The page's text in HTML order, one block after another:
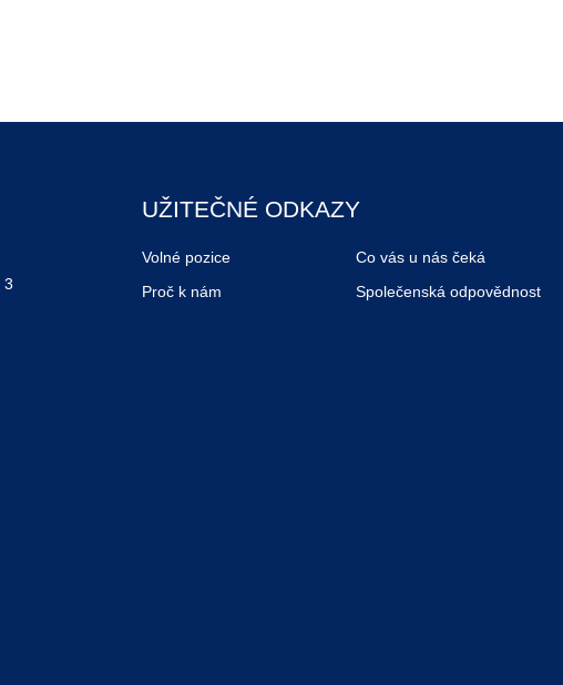
3
UŽITEČNÉ ODKAZY
Volné pozice
Proč k nám
Co vás u nás čeká
Společenská odpovědnost